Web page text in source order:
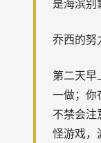
是海滨别
乔西的努
第二天早
一做；你
不禁会注
怪游戏，